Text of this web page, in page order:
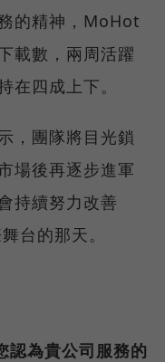
的精神，MoHot
載數，兩周活躍
在四成上下。
，團隊將目光鎖
場後再逐步進軍
持續努力改善
台的那天。
認為貴公司服務的